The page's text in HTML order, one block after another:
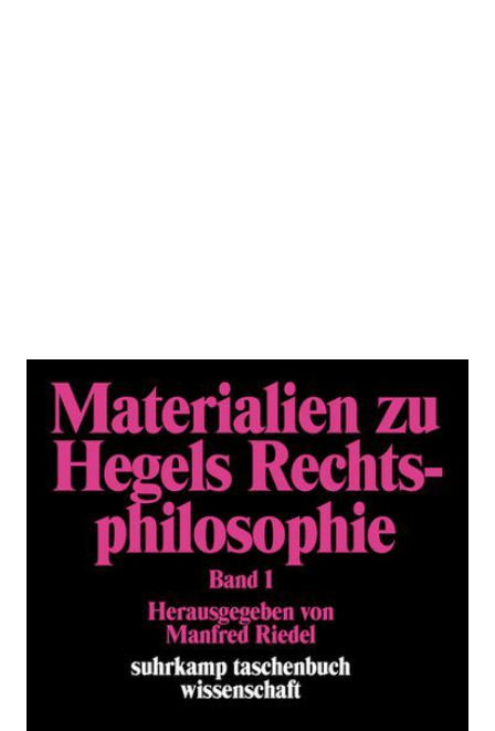
Materialien zu Hegels
Rechtsphilosophie. Band 1
Zur Wunschliste hinzufügen
Riedel
Verlag: Suhrkamp 06.03.1975
437 Seiten